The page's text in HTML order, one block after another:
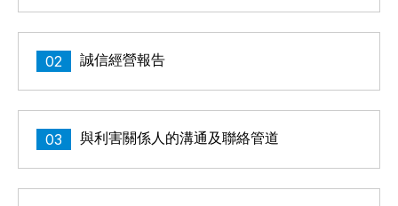
02 誠信經營報告
03 與利害關係人的溝通及聯絡管道